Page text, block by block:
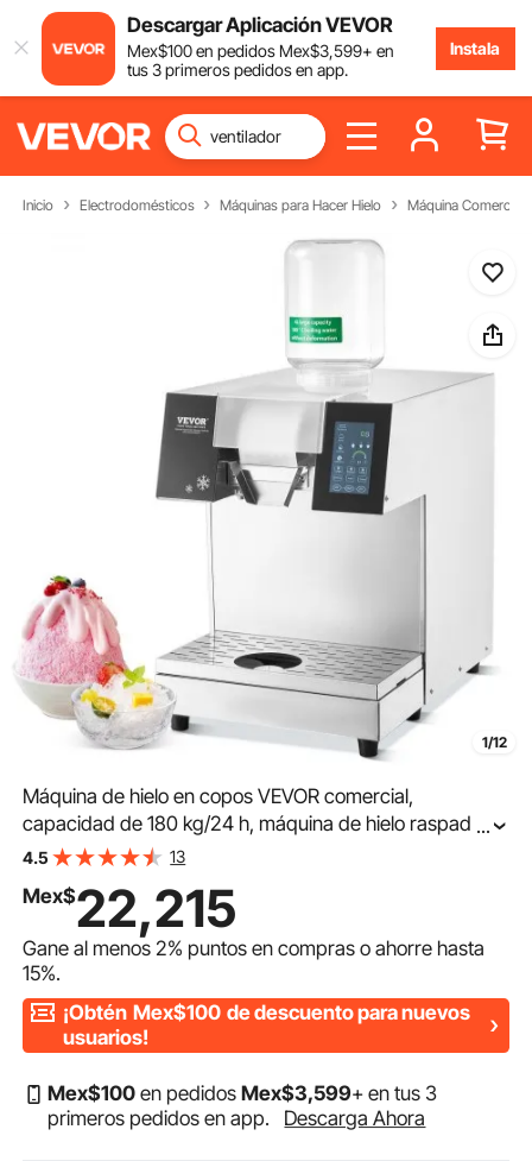
Descargar Aplicación VEVOR
Mex$100en pedidos Mex$3,599+ en
tus 3 primeros pedidos en app.
Instala
Inicio Electrodomésticos Máquinas para Hacer Hielo Máquina Comercial
1/12
Máquina de hielo en copos VEVOR comercial,
capacidad de 180 kg/24 h, máquina de hielo raspado
de acero inoxidable, máquina eléctrica para conos de
disipación del calor, helado
...
4.5 13
Mex$22,215
Gane al menos2% puntos en compras o ahorre hasta
15%.
¡Obtén Mex$100 de descuento para nuevos
usuarios!
Mex$100 en pedidosMex$3,599+ en tus 3
primeros pedidos en app.
Descarga Ahora